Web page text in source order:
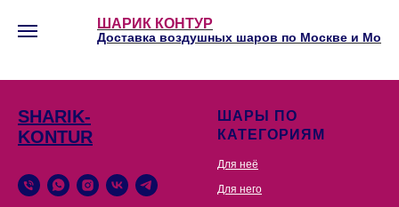
ШАРИК КОНТУР
Доставка воздушных шаров по Москве и Мо
SHARIK-
KONTUR
ШАРЫ ПО
КАТЕГОРИЯМ
Для неё
Для него